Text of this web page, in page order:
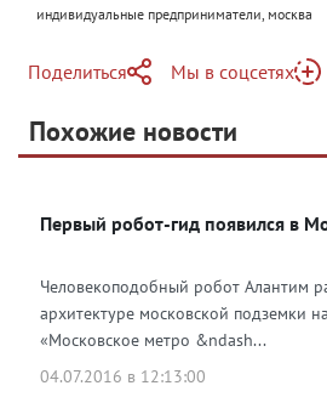
индивидуальные предприниматели, москва
Поделиться
Telegram
Одноклассники
Мы в соцсетях
Яндекс Дзен
Похожие новости
Первый робот-гид появился в
Человекоподобный робот Алантим
архитектуре московской подземки
«Московское метро &ndash...
04.07.2016 в 12:13:00